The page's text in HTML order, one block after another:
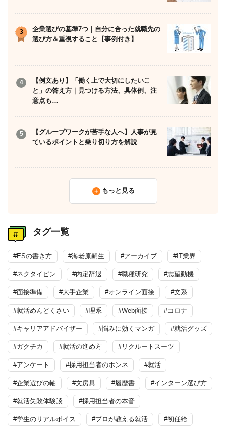
企業選びの基準7つ｜自分に合った就職先の
選び方＆重視すること【事例付き】
【例文あり】「働く上で大切にしたいこ
と」の答え方｜見つける方法、具体例、注
意点も…
【グループワークが苦手な人へ】人事が見
ているポイントと乗り切り方を解説
もっと見る
タグ一覧
#ESの書き方 #海老原嗣生 #アーカイブ #IT業界
#ネクタイピン #内定辞退 #職種研究 #志望動機
#面接準備 #大手企業 #オンライン面接 #文系
#就活めんどくさい #理系 #Web面接 #コロナ
#キャリアアドバイザー #悩みに効くマンガ #就活グッズ
#ガクチカ #就活の進め方 #リクルートスーツ
#アンケート #採用担当者のホンネ #就活
#企業選びの軸 #文房具 #履歴書 #インターン選び方
#就活失敗体験談 #採用担当者の本音
#学生のリアルボイス #プロが教える就活 #初任給